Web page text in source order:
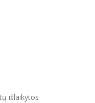
išlaikytos